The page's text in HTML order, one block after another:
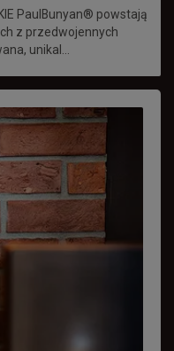
PaulBunyan® powstają
z przedwojennych
unikal...